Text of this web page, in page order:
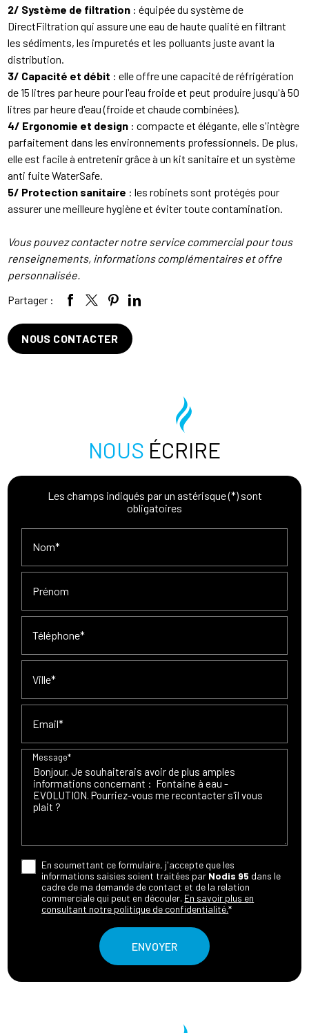
2/ Système de filtration : équipée du système de
DirectFiltration qui assure une eau de haute qualité en filtrant
les sédiments, les impuretés et les polluants juste avant la
distribution.
3/ Capacité et débit : elle offre une capacité de réfrigération
de 15 litres par heure pour l'eau froide et peut produire jusqu'à 50
litres par heure d'eau (froide et chaude combinées).
4/ Ergonomie et design : compacte et élégante, elle s'intègre
parfaitement dans les environnements professionnels. De plus,
elle est facile à entretenir grâce à un kit sanitaire et un système
anti fuite WaterSafe.
5/ Protection sanitaire : les robinets sont protégés pour
assurer une meilleure hygiène et éviter toute contamination.
Vous pouvez contacter notre service commercial pour tous
renseignements, informations complémentaires et offre
personnalisée.
Partager :
NOUS CONTACTER
NOUS ÉCRIRE
Les champs indiqués par un astérisque (*) sont
obligatoires
Nom*
Prénom
Téléphone*
Ville*
Email*
Message*
En soumettant ce formulaire, j'accepte que les
informations saisies soient traitées par Nodis 95 dans le
cadre de ma demande de contact et de la relation
commerciale qui peut en découler. En savoir plus en
consultant notre politique de confidentialité.*